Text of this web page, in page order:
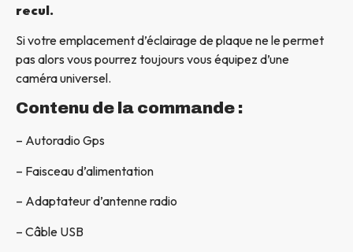
recul.
Si votre emplacement d’éclairage de plaque ne le permet
pas alors vous pourrez toujours vous équipez d’une
caméra universel.
Contenu de la commande :
– Autoradio Gps
– Faisceau d’alimentation
– Adaptateur d’antenne radio
– Câble USB